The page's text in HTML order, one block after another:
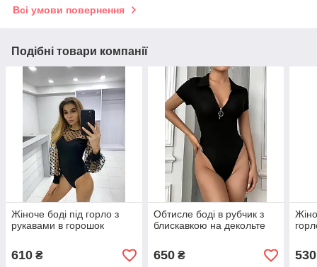
Всі умови повернення
Подібні товари компанії
Жіноче боді під горло з
рукавами в горошок
610 ₴
Обтисле боді в рубчик з
блискавкою на декольте
650₴ 530